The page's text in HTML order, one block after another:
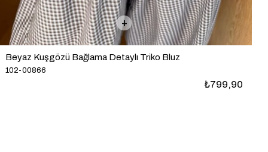
Beyaz Kuşgözü Bağlama Detaylı Triko Bluz
102-00866
₺799,90